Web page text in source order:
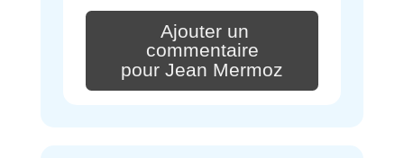
Ajouter un
commentaire
pour Jean Mermoz